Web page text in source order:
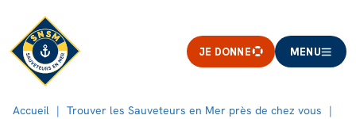
JE DONNE MENU
Accueil
Trouver les Sauveteurs en Mer près de chez vous